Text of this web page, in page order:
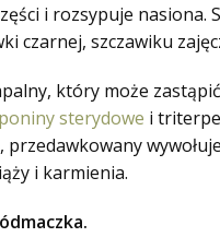
i rozsypuje nasiona.
czarnej, szczawiku
który może
sterydowe i
i karmienia.